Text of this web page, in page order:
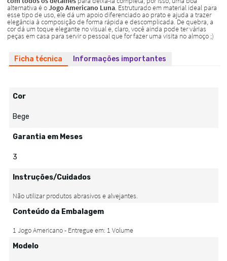
Ficha técnica Informações importantes
Cor
Bege
Garantia em Meses
3
Instruções/Cuidados
Conteúdo da Embalagem
Modelo